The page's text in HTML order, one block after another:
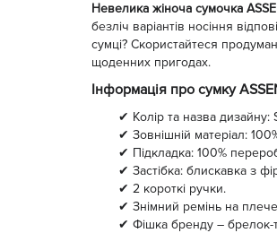
Невелика жіноча сумочка
безліч варіантів носіння
сумці? Скористайтеся
щоденних пригодах.
Інформація про сумку
✔ Колір та назва
✔ Зовнішній матеріал:
✔ Підкладка: 100%
✔ Застібка: блискавка з
✔ 2 короткі ручки.
✔ Знімний ремінь на
✔ Фішка бренду – брелок-